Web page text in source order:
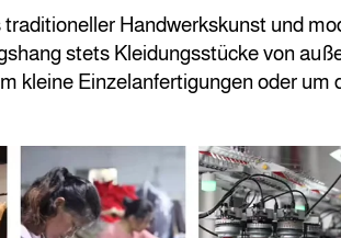
Handwerkskunst und
stets Kleidungsstücke von
kleine Einzelanfertigungen oder um